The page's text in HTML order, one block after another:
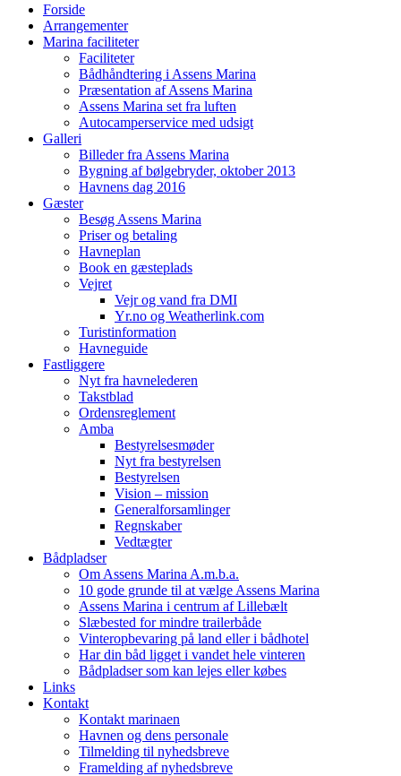
Forside
Arrangementer
Marina faciliteter
Faciliteter
Bådhåndtering i Assens Marina
Præsentation af Assens Marina
Assens Marina set fra luften
Autocamperservice med udsigt
Galleri
Billeder fra Assens Marina
Bygning af bølgebryder, oktober 2013
Havnens dag 2016
Gæster
Besøg Assens Marina
Priser og betaling
Havneplan
Book en gæsteplads
Vejret
Vejr og vand fra DMI
Yr.no og Weatherlink.com
Turistinformation
Havneguide
Fastliggere
Nyt fra havnelederen
Takstblad
Ordensreglement
Amba
Bestyrelsesmøder
Nyt fra bestyrelsen
Bestyrelsen
Vision – mission
Generalforsamlinger
Regnskaber
Vedtægter
Bådpladser
Om Assens Marina A.m.b.a.
10 gode grunde til at vælge Assens Marina
Assens Marina i centrum af Lillebælt
Slæbested for mindre trailerbåde
Vinteropbevaring på land eller i bådhotel
Har din båd ligget i vandet hele vinteren
Bådpladser som kan lejes eller købes
Links
Kontakt
Kontakt marinaen
Havnen og dens personale
Tilmelding til nyhedsbreve
Framelding af nyhedsbreve